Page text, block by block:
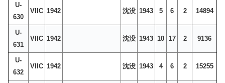
U-
630
VIIC 1942 沈没 1943 5 6 2 14894
U-
631
VIIC 1942 沈没 1943 10 17 2 9136
U-
632
VIIC 1942 沈没 1943 4 6 2 15255